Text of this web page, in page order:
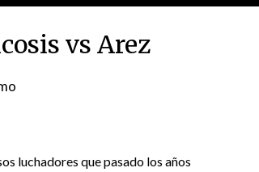
vs Arez
luchadores que pasado los años